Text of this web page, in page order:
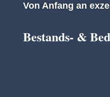
Von Anfang an
Bestands- &